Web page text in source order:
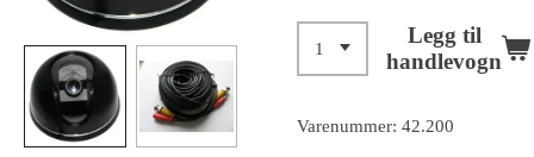
Legg til
handlevogn
Varenummer: 42.200